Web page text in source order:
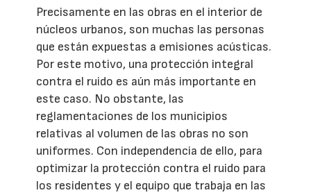
Precisamente en las obras en el interior de
núcleos urbanos, son muchas las personas
que están expuestas a emisiones acústicas.
Por este motivo, una protección integral
contra el ruido es aún más importante en
este caso. No obstante, las
reglamentaciones de los municipios
relativas al volumen de las obras no son
uniformes. Con independencia de ello, para
optimizar la protección contra el ruido para
los residentes y el equipo que trabaja en las